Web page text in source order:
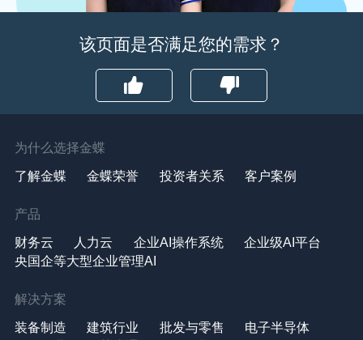
该页面是否满足您的需求？
为什么选择金蝶
了解金蝶 金蝶荣誉 投资者关系 客户案例
产品
财务云 人力云 企业AI操作系统
企业级AI平台
央国企等大型企业管理AI
解决方案
装备制造 建筑行业 批发与零售
电子半导体